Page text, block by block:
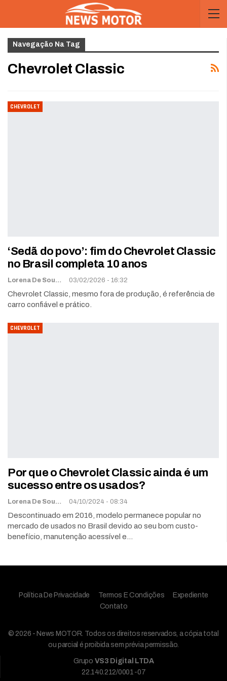
Navegação Na Tag
Chevrolet Classic
CHEVROLET
‘Sedã do povo’: fim do Chevrolet Classic
no Brasil completa 10 anos
Lorena De Sousa 03/02/2026 - 16:32
Chevrolet Classic, mesmo fora de produção, é referência de
carro confiável e prático.
CHEVROLET
Por que o Chevrolet Classic ainda é um
sucesso entre os usados?
Lorena De Sousa 04/10/2024 - 08:34
Descontinuado em 2016, modelo permanece popular no
mercado de usados no Brasil devido ao seu bom custo-
benefício, manutenção acessível e…
Política De Privacidade Termos E Condições
Expediente
Contato
© 2026 - News MOTOR. Todos os direitos reservados, a cópia total
ou parcial é proibida sem prévia permissão.
Grupo VS3 Digital LTDA
22.140.212/0001-07